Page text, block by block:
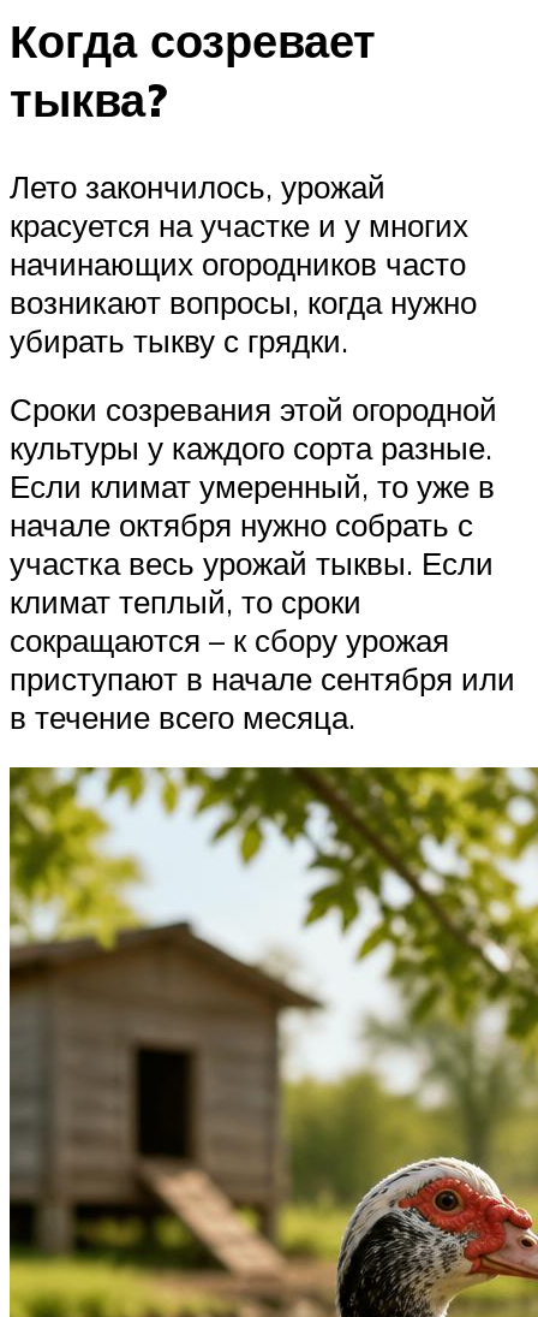
Когда созревает
тыква?
Лето закончилось, урожай
красуется на участке и у многих
начинающих огородников часто
возникают вопросы, когда нужно
убирать тыкву с грядки.
Сроки созревания этой огородной
культуры у каждого сорта разные.
Если климат умеренный, то уже в
начале октября нужно собрать с
участка весь урожай тыквы. Если
климат теплый, то сроки
сокращаются – к сбору урожая
приступают в начале сентября или
в течение всего месяца.